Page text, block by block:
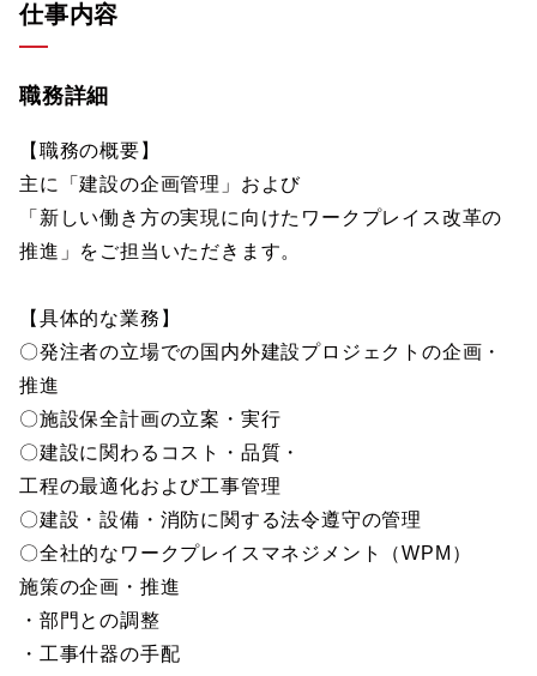
仕事内容
職務詳細
【職務の概要】
主に「建設の企画管理」および
「新しい働き方の実現に向けたワークプレイス改革の
推進」をご担当いただきます。
【具体的な業務】
〇発注者の立場での国内外建設プロジェクトの企画・
推進
〇施設保全計画の立案・実行
〇建設に関わるコスト・品質・
工程の最適化および工事管理
〇建設・設備・消防に関する法令遵守の管理
〇全社的なワークプレイスマネジメント（WPM）
施策の企画・推進
・部門との調整
・工事什器の手配